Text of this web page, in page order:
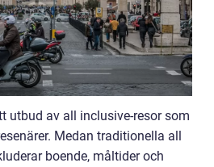
utbud av all inclusive-resor som
Medan traditionella all
boende, måltider och